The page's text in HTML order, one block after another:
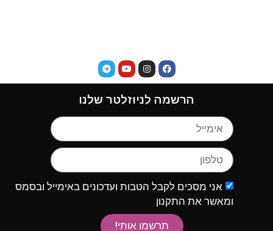
הרשמה לניוזלטר שלנו
אני מסכים לקבל הטבות ועדכונים באימייל ובסמס
ומאשר את התקנון
תרשמו אותי!